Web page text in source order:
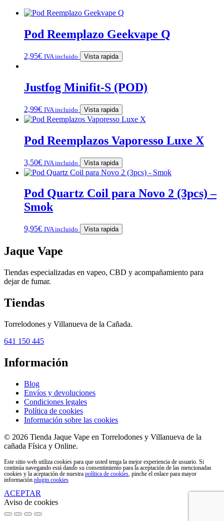
Pod Reemplazo Geekvape Q
2,95€ IVA incluido Vista rapida
Justfog Minifit-S (POD)
2,99€ IVA incluido Vista rapida
Pod Reemplazos Vaporesso Luxe X
3,50€ IVA incluido Vista rapida
Pod Quartz Coil para Novo 2 (3pcs) –
Smok
9,95€ IVA incluido Vista rapida
Jaque Vape
Tiendas especializadas en vapeo, CBD y acompañamiento para
dejar de fumar.
Tiendas
Torrelodones y Villanueva de la Cañada.
641 150 445
Información
Blog
Envíos y devoluciones
Condiciones legales
Política de cookies
Información sobre las cookies
© 2026 Tienda Jaque Vape en Torrelodones y Villanueva de la
cañada Física y Online.
Este sitio web utiliza cookies para que usted tenga la mejor experiencia de usuario. Si
continúa navegando está dando su consentimiento para la aceptación de las mencionadas
cookies y la aceptación de nuestra política de cookies , pinche el enlace para mayor
información. plugin cookies
ACEPTAR
Aviso de cookies